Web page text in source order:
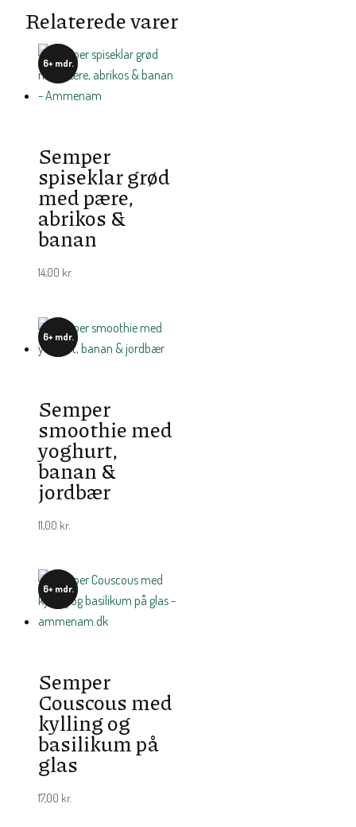
Relaterede varer
6+ mdr.
Semper
spiseklar grød
med pære,
abrikos &
banan
14,00 kr.
6+ mdr.
Semper
smoothie med
yoghurt,
banan &
jordbær
11,00 kr.
6+ mdr.
Semper
Couscous med
kylling og
basilikum på
glas
17,00 kr.